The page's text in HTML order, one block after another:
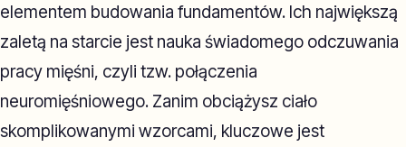
elementem budowania fundamentów. Ich największą
zaletą na starcie jest nauka świadomego odczuwania
pracy mięśni, czyli tzw. połączenia
neuromięśniowego. Zanim obciążysz ciało
skomplikowanymi wzorcami, kluczowe jest